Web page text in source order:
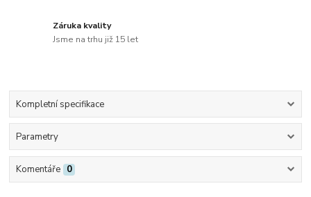
Záruka kvality
Jsme na trhu již 15 let
Kompletní specifikace
Parametry
Komentáře 0